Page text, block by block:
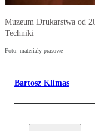
Muzeum Drukarstwa od
Techniki
Foto: materiały prasowe
Bartosz Klimas